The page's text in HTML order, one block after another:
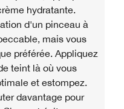
hydratante.
d'un pinceau à
mais vous
préférée. Appliquez
teint là où vous
et estompez.
davantage pour